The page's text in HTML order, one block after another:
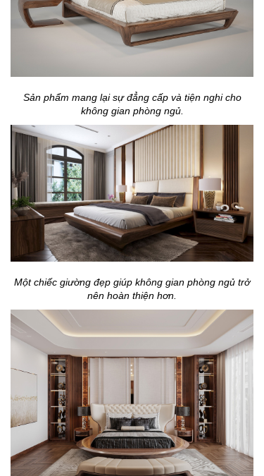
Sản phẩm mang lại sự đẳng cấp và tiện nghi cho
không gian phòng ngủ.
Một chiếc giường đẹp giúp không gian phòng ngủ trở
nên hoàn thiện hơn.